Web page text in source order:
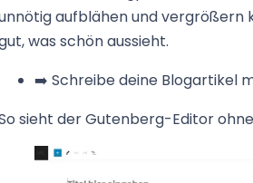
aufblähen und vergrößern
was schön aussieht.
➡️ Schreibe deine Blogartikel
sieht der Gutenberg-Editor